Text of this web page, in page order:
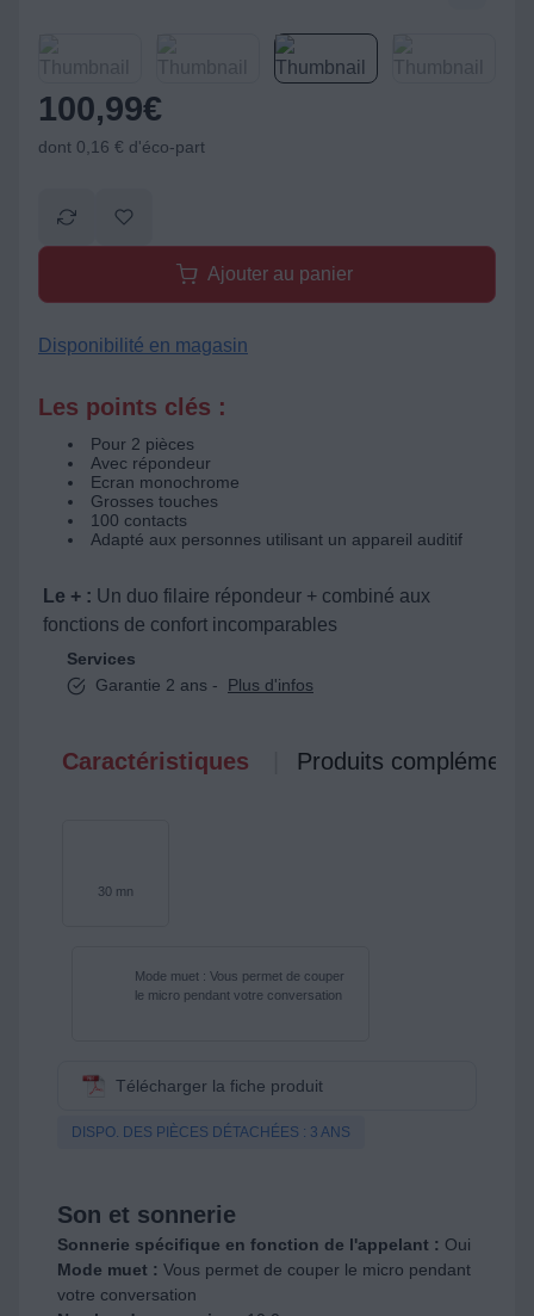
100,99€
dont 0,16 € d'éco-part
Ajouter au panier
Disponibilité en magasin
Les points clés :
Pour 2 pièces
Avec répondeur
Ecran monochrome
Grosses touches
100 contacts
Adapté aux personnes utilisant un appareil auditif
Le + : Un duo filaire répondeur + combiné aux
fonctions de confort incomparables
Services
Garantie 2 ans -
Plus d'infos
Caractéristiques Produits
30 mn
Mode muet : Vous permet de couper
le micro pendant votre conversation
Télécharger la fiche produit
DISPO. DES PIÈCES DÉTACHÉES : 3 ANS
Son et sonnerie
Sonnerie spécifique en fonction de l'appelant : Oui
Mode muet : Vous permet de couper le micro pendant
votre conversation